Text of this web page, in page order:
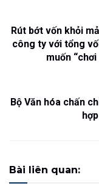
Rút bớt vốn khỏi
công ty với tổng
muốn
Bộ Văn hóa chấn
Bài liên quan: